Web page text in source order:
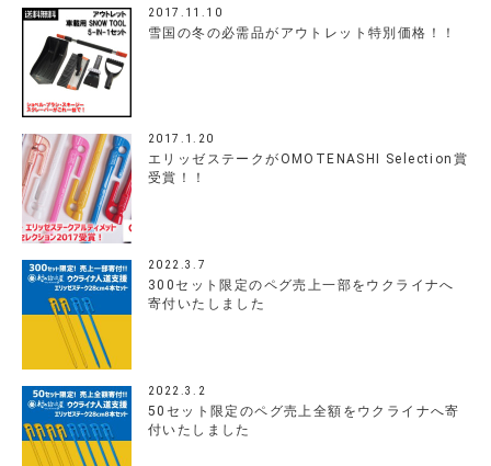
2017.11.10
雪国の冬の必需品がアウトレット特別価格！！
2017.1.20
エリッゼステークがOMOTENASHI Selection賞
受賞！！
2022.3.7
300セット限定のペグ売上一部をウクライナへ
寄付いたしました
2022.3.2
50セット限定のペグ売上全額をウクライナへ寄
付いたしました